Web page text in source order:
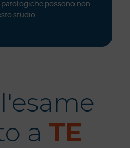
possono non
studio.
a TE